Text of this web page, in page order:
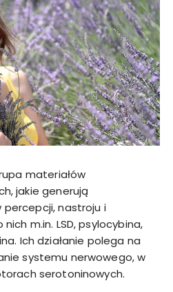
materiałów
jakie generują
nastroju i
m.in. LSD, psylocybina,
Ich działanie polega na
systemu nerwowego, w
serotoninowych.